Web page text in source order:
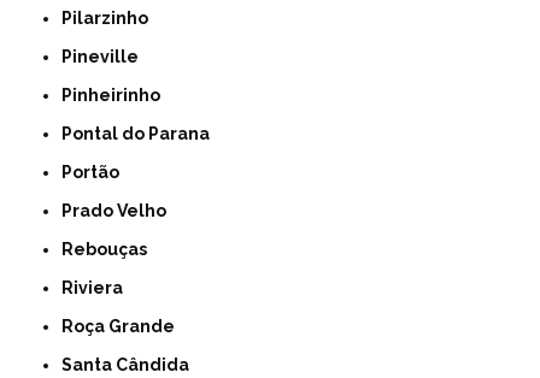
Pilarzinho
Pineville
Pinheirinho
Pontal do Parana
Portão
Prado Velho
Rebouças
Riviera
Roça Grande
Santa Cândida